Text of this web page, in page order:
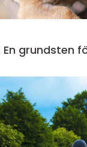
En grundsten